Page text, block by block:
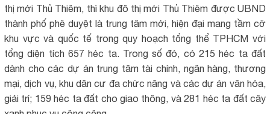
thị mới Thủ Thiêm, thì khu đô thị mới Thủ Thiêm được UBND
thành phố phê duyệt là trung tâm mới, hiện đại mang tầm cỡ
khu vực và quốc tế trong quy hoạch tổng thể TPHCM với
tổng diện tích 657 héc ta. Trong số đó, có 215 héc ta đất
dành cho các dự án trung tâm tài chính, ngân hàng, thương
mại, dịch vụ, khu dân cư đa chức năng và các dự án văn hóa,
giải trí; 159 héc ta đất cho giao thông, và 281 héc ta đất cây